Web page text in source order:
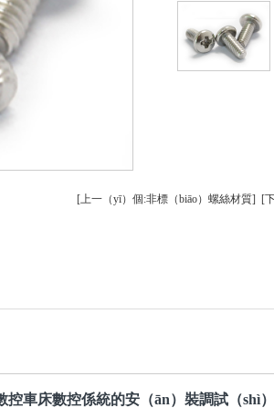
[上一（yī）個:非標（biāo）螺絲材質] [
控車床數控係統的安（ān）裝調試（shì